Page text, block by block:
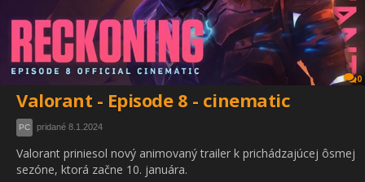
0
Valorant - Episode 8 - cinematic
PC pridané 8.1.2024
Valorant priniesol nový animovaný trailer k prichádzajúcej ôsmej
sezóne, ktorá začne 10. januára.